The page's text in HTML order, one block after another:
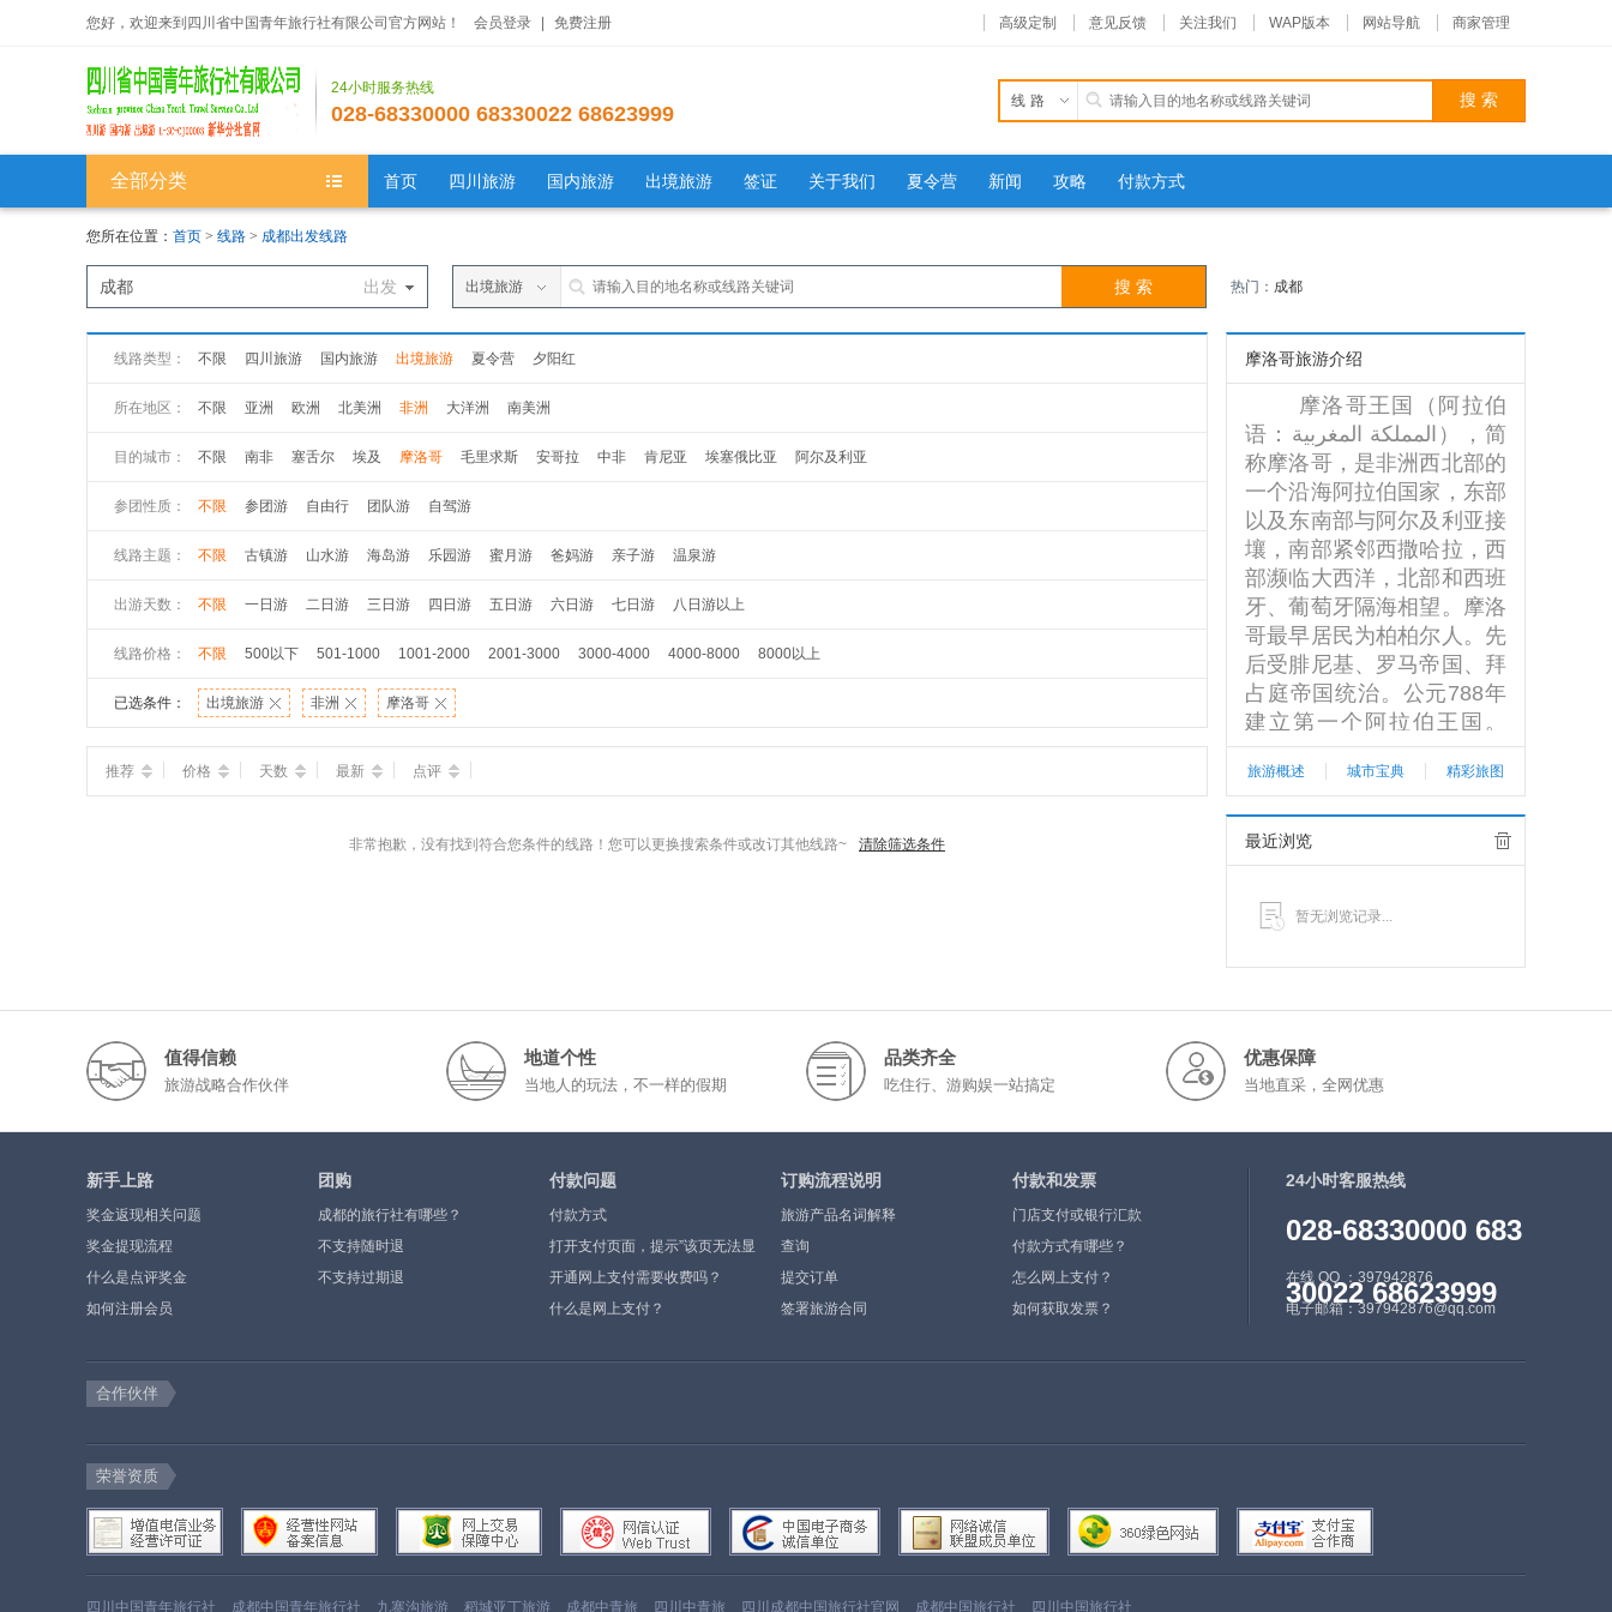
您好，欢迎来到四川省中国青年旅行社有限公司官方网站！ 会员登录 免费注册 高级定制 意见反馈 关注我们 WAP版本 网站导航 商家管理
24小时服务热线
028-68330000 68330022 68623999
线路
全部分类 首页 四川旅游 国内旅游 出境旅游 签证 关于我们 夏令营 新闻 攻略 付款方式
您所在位置： 首页 > 线路 > 成都出发线路
出发
成都 出境旅游 热门： 成都
线路类型： 不限 四川旅游 国内旅游 出境旅游 夏令营 夕阳红
所在地区： 不限 亚洲 欧洲 北美洲 非洲 大洋洲 南美洲
目的城市： 不限 南非 塞舌尔 埃及 摩洛哥 毛里求斯 安哥拉 中非 肯尼亚 埃塞俄比亚 阿尔及利亚
参团性质： 不限 参团游 自由行 团队游 自驾游
线路主题： 不限 古镇游 山水游 海岛游 乐园游 蜜月游 爸妈游 亲子游 温泉游
出游天数： 不限 一日游 二日游 三日游 四日游 五日游 六日游 七日游 八日游以上
线路价格： 不限 500以下 501-1000 1001-2000 2001-3000 3000-4000 4000-8000 8000以上
已选条件： 出境旅游 非洲 摩洛哥
推荐 价格 天数 最新 点评
非常抱歉，没有找到符合您条件的线路！您可以更换搜索条件或改订其他线路~ 清除筛选条件
摩洛哥旅游介绍
摩洛哥王国（阿拉伯
语：المملكة المغربية‎），简
称摩洛哥，是非洲西北部的
一个沿海阿拉伯国家，东部
以及东南部与阿尔及利亚接
壤，南部紧邻西撒哈拉，西
部濒临大西洋，北部和西班
牙、葡萄牙隔海相望。摩洛
哥最早居民为柏柏尔人。先
后受腓尼基、罗马帝国、拜
占庭帝国统治。公元788年
建立第一个阿拉伯王国。
[1] 从15世纪末至20世纪
初，摩洛哥先后遭法国、西
班牙等殖民者入侵。1912
年沦为法国的保护国，北部
狭长地区和南部的一个地区
56年独立。1957年8月14日
在西撒哈拉的权利一直未被
阿拉伯国家联盟明确承认西
撒哈拉是摩洛哥的领土。摩
洛哥认为其接壤的休达及梅
上是由西班牙管辖。除阿拉
许多地方语言，而法语和西
班牙语也被同时使用。应中
华人民共和国主席习近平阁
下的盛情邀请，摩洛哥国王
穆罕默德六世于2016年5月
年5月11日，中国和摩洛哥
迷人的舍夫沙万位于里
夫山宽阔的山谷之中，一直
旅游概述 城市宝典 精彩旅图
最近浏览
暂无浏览记录...
值得信赖
旅游战略合作伙伴
地道个性
当地人的玩法，不一样的假期
品类齐全
吃住行、游购娱一站搞定
优惠保障
当地直采，全网优惠
新手上路
奖金返现相关问题
奖金提现流程
什么是点评奖金
如何注册会员
团购
成都的旅行社有哪些？
不支持随时退
不支持过期退
付款问题
付款方式
打开支付页面，提示”该页无法显
示”或空白页，可能是什么原因？
开通网上支付需要收费吗？
什么是网上支付？
订购流程说明
旅游产品名词解释
查询
提交订单
签署旅游合同
付款和发票
门店支付或银行汇款
付款方式有哪些？
怎么网上支付？
如何获取发票？
24小时客服热线
028-68330000 683
30022 68623999
在线 QQ ：397942876
电子邮箱：397942876@qq.com
合作伙伴
荣誉资质
四川中国青年旅行社 成都中国青年旅行社 九寨沟旅游 稻城亚丁旅游 成都中青旅 四川中青旅 四川成都中国旅行社官网 成都中国旅行社 四川中国旅行社